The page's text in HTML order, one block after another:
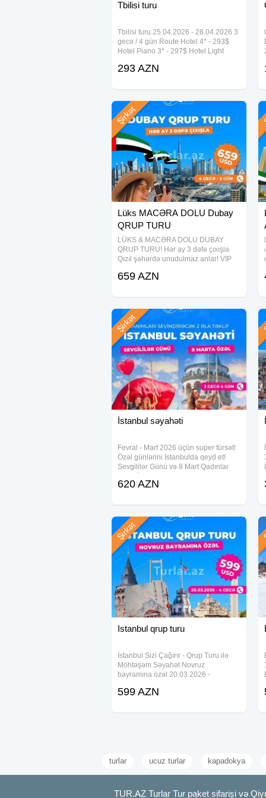
bu qiymətlər keçərli olmaya bilər.
Qiymətlər 2 nəfərlik otaqda 1 nəfər
* Suallarınız və qeydiyyat üçün
+99477 568 53 70 menecer
+99470 568 53 70 menecer
STORY TRAVEL
Ünvan: Əhməd Rəcəbli 1/7, Turan
Tbilisi turu
Tbilisi turu 25.04.2026 - 28.04.2026 3
gecə / 4 gün Route Hotel 4* - 293$
Hotel Piano 3* - 297$ Hotel Light
Tbilisi Hotel 5* - 314$ Art Hotel Home
293 AZN
Lüks MACƏRA DOLU Dubay
QRUP TURU
LÜKS & MACƏRA DOLU DUBAY
QRUP TURU! Hər ay 3 dəfə çıxışla
Qızıl şəhərdə unudulmaz anlar! VIP
bir turda! Metrosuz, piyada gəzintisiz
TARİXLƏR
Şirkət
659 AZN
İstanbul səyahəti
Fevral - Mart 2026 üçün super fürsət!
Özəl günlərini İstanbulda qeyd et!
Sevgililər Günü və 8 Mart Qadınlar
aviabileti Oteldə gecələmə Səhər
Şirkət
620 AZN
Istanbul qrup turu
İstanbul Sizi Çağırır - Qrup Turu ilə
Möhtəşəm Səyahət Novruz
bayramına özəl 20.03.2026 -
daxildir Hoteldə gecələmə Səhər
Gediş-dönüş aviabileti 8-10 kq əl
Şirkət
599 AZN
turlar ucuz turlar kapadokya
TUR.AZ Turlar Tur paket sifarişi və